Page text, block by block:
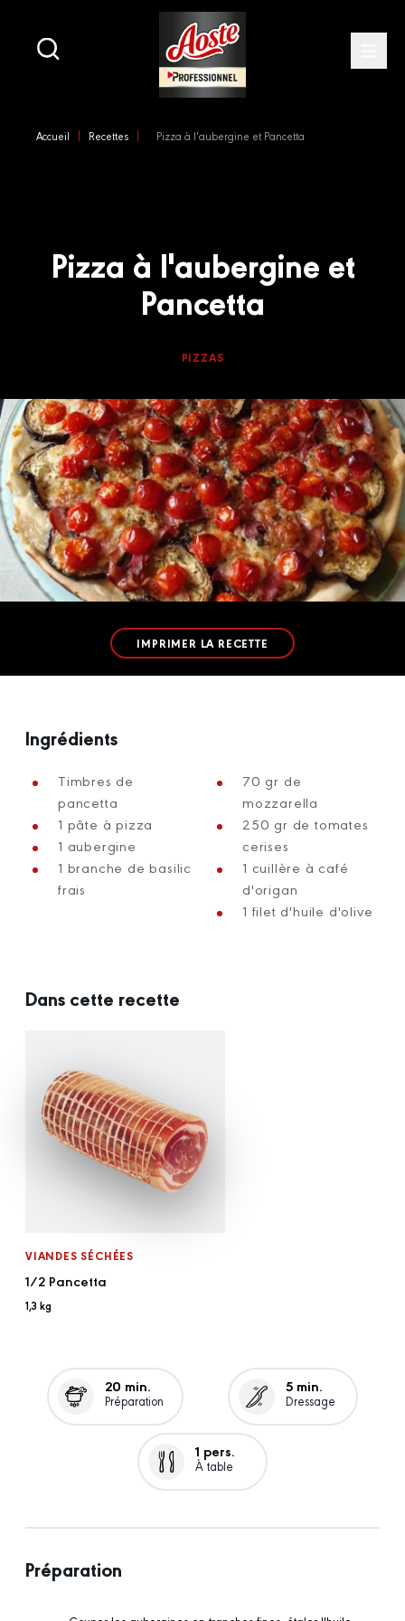
Accueil Recettes Pizza à l'aubergine et Pancetta
Pizza à l'aubergine et
Pancetta
PIZZAS
IMPRIMER LA RECETTE
Ingrédients
Timbres de
pancetta
1 pâte à pizza
1 aubergine
1 branche de basilic
frais
70 gr de
mozzarella
250 gr de tomates
cerises
1 cuillère à café
d'origan
1 filet d'huile d'olive
Dans cette recette
VIANDES SÉCHÉES
1/2 Pancetta
1,3 kg
20 min.
Préparation
5 min.
Dressage
1 pers.
À table
Préparation